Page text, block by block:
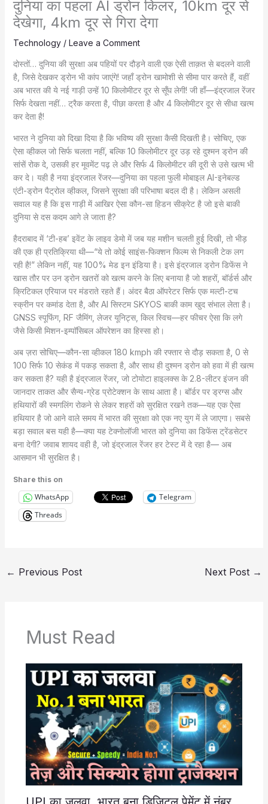
दुनिया का पहला AI ड्रोन किलर, 10km दूर से
देखेगा, 4km दूर से गिरा देगा
Technology/ Leave a Comment
दोस्तों… दुनिया की सुरक्षा अब पहियों पर दौड़ने वाली एक ऐसी ताक़त से बदलने वाली
है, जिसे देखकर ड्रोन भी कांप जाएंगे! जहाँ ड्रोन खामोशी से सीमा पार करते हैं, वहीं
अब भारत की ये नई गाड़ी उन्हें 10 किलोमीटर दूर से सूँघ लेगी! जी हाँ—इंद्रजाल रेंजर
सिर्फ देखता नहीं… ट्रैक करता है, पीछा करता है और 4 किलोमीटर दूर से सीधा खत्म
कर देता है!
भारत ने दुनिया को दिखा दिया है कि भविष्य की सुरक्षा कैसी दिखती है। सोचिए, एक
ऐसा व्हीकल जो सिर्फ चलता नहीं, बल्कि 10 किलोमीटर दूर उड़ रहे दुश्मन ड्रोन की
सांसें रोक दे, उसकी हर मूवमेंट पढ़ ले और सिर्फ 4 किलोमीटर की दूरी से उसे खत्म भी
कर दे। यही है नया इंद्रजाल रेंजर—दुनिया का पहला फुली मोबाइल AI-इनेबल्ड
एंटी-ड्रोन पैट्रोल व्हीकल, जिसने सुरक्षा की परिभाषा बदल दी है। लेकिन असली
सवाल यह है कि इस गाड़ी में आखिर ऐसा कौन-सा हिडन सीक्रेट है जो इसे बाकी
दुनिया से दस कदम आगे ले जाता है?
हैदराबाद में ‘टी-हब’ इवेंट के लाइव डेमो में जब यह मशीन चलती हुई दिखी, तो भीड़
की एक ही प्रतिक्रिया थी—“ये तो कोई साइंस-फिक्शन फिल्म से निकली टेक लग
रही है!” लेकिन नहीं, यह 100% मेड इन इंडिया है। इसे इंद्रजाल ड्रोन डिफेंस ने
खास तौर पर उन ड्रोन खतरों को खत्म करने के लिए बनाया है जो शहरों, बॉर्डर्स और
क्रिटिकल एरियाज पर मंडराते रहते हैं। अंदर बैठा ऑपरेटर सिर्फ एक मल्टी-टच
स्क्रीन पर कमांड देता है, और AI सिस्टम SKYOS बाकी काम खुद संभाल लेता है।
GNSS स्पूफिंग, RF जैमिंग, लेजर यूनिट्स, किल स्विच—हर फीचर ऐसा कि लगे
जैसे किसी मिशन-इम्पॉसिबल ऑपरेशन का हिस्सा हो।
अब ज़रा सोचिए—कौन-सा व्हीकल 180 kmph की रफ्तार से दौड़ सकता है, 0 से
100 सिर्फ 10 सेकंड में पकड़ सकता है, और साथ ही दुश्मन ड्रोन को हवा में ही खत्म
कर सकता है? यही है इंद्रजाल रेंजर, जो टोयोटा हाइलक्स के 2.8-लीटर इंजन की
जानदार ताकत और सैन्य-ग्रेड प्रोटेक्शन के साथ आता है। बॉर्डर पर ड्रग्स और
हथियारों की स्मगलिंग रोकने से लेकर शहरों को सुरक्षित रखने तक—यह एक ऐसा
हथियार है जो आने वाले समय में भारत की सुरक्षा को एक नए युग में ले जाएगा। सबसे
बड़ा सवाल बस यही है—क्या यह टेक्नोलॉजी भारत को दुनिया का डिफेंस ट्रेंडसेटर
बना देगी? जवाब शायद वही है, जो इंद्रजाल रेंजर हर टेस्ट में दे रहा है— अब
आसमान भी सुरक्षित है।
Share this on
WhatsApp
Telegram
Threads
← Previous Post Next Post →
Must Read